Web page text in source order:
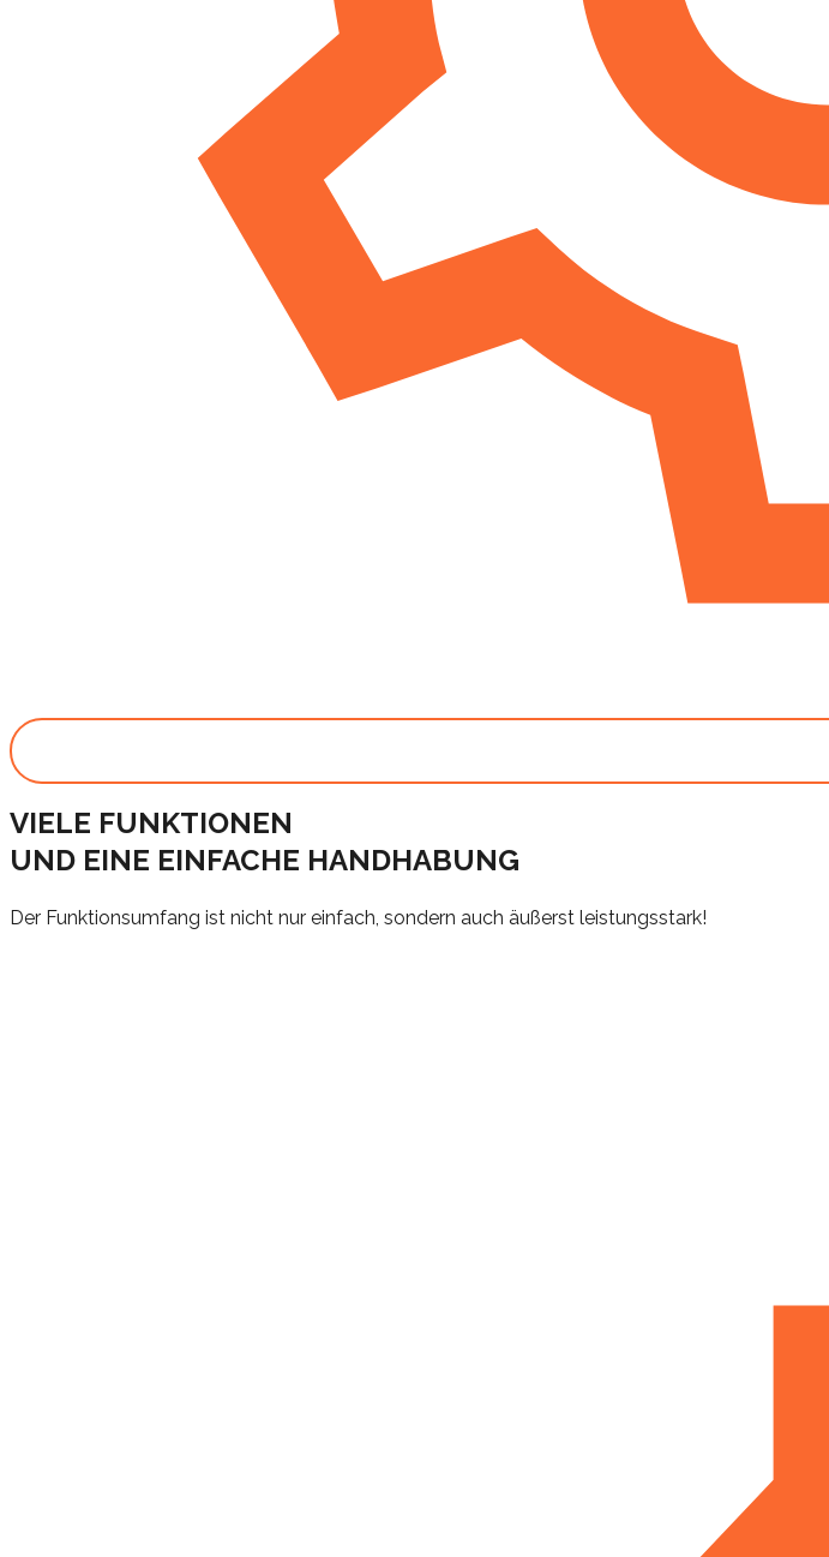
VIELE FUNKTIONEN
UND EINE EINFACHE HANDHABUNG
Der Funktionsumfang ist nicht nur einfach, sondern auch äußerst leistungsstark!